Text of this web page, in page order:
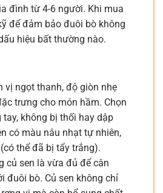
đình từ 4-6 người. Khi mua
để đảm bảo đuôi bò không
hiệu bất thường nào.
vị ngọt thanh, độ giòn nhẹ
trưng cho món hầm. Chọn
tay, không bị thối hay dập
có màu nâu nhạt tự nhiên,
thể đã bị tẩy trắng).
củ sen là vừa đủ để cân
đuôi bò. Củ sen không chỉ